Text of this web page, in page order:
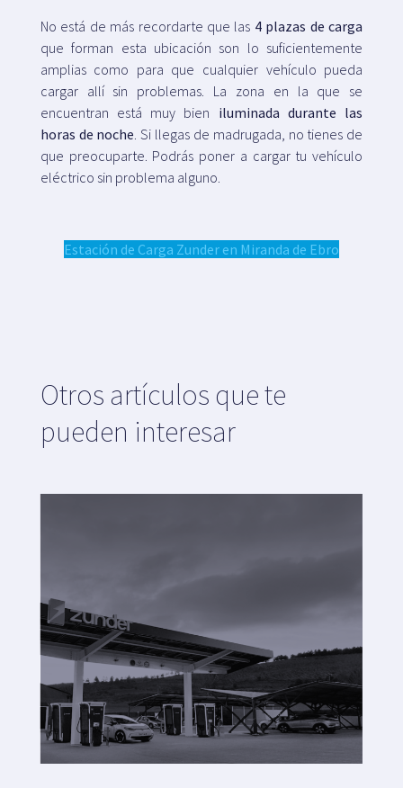
No está de más recordarte que las 4 plazas de carga
que forman esta ubicación son lo suficientemente
amplias como para que cualquier vehículo pueda
cargar allí sin problemas. La zona en la que se
encuentran está muy bien iluminada durante las
horas de noche. Si llegas de madrugada, no tienes de
que preocuparte. Podrás poner a cargar tu vehículo
eléctrico sin problema alguno.
Estación de Carga Zunder en Miranda de Ebro
Otros artículos que te
pueden interesar